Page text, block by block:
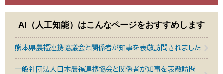
AI（人工知能）はこんなページをおすすめします
熊本県農福連携協議会と関係者が知事を表敬訪問されました
一般社団法人日本農福連携協会と関係者が知事を表敬訪問